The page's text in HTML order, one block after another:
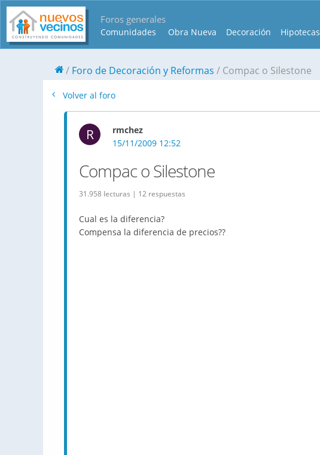
Foros generales
Comunidades Obra Nueva Decoración Hipotecas
Foro de Decoración y Reformas Compac o Silestone
Volver al foro
R
rmchez
15/11/2009 12:52
Compac o Silestone
31.958 lecturas | 12 respuestas
Cual es la diferencia?
Compensa la diferencia de precios??